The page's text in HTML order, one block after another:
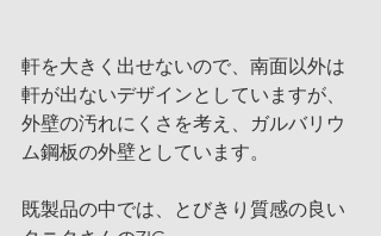
軒を大きく出せないので、南面以外は
軒が出ないデザインとしていますが、
外壁の汚れにくさを考え、ガルバリウ
ム鋼板の外壁としています。
既製品の中では、とびきり質感の良い